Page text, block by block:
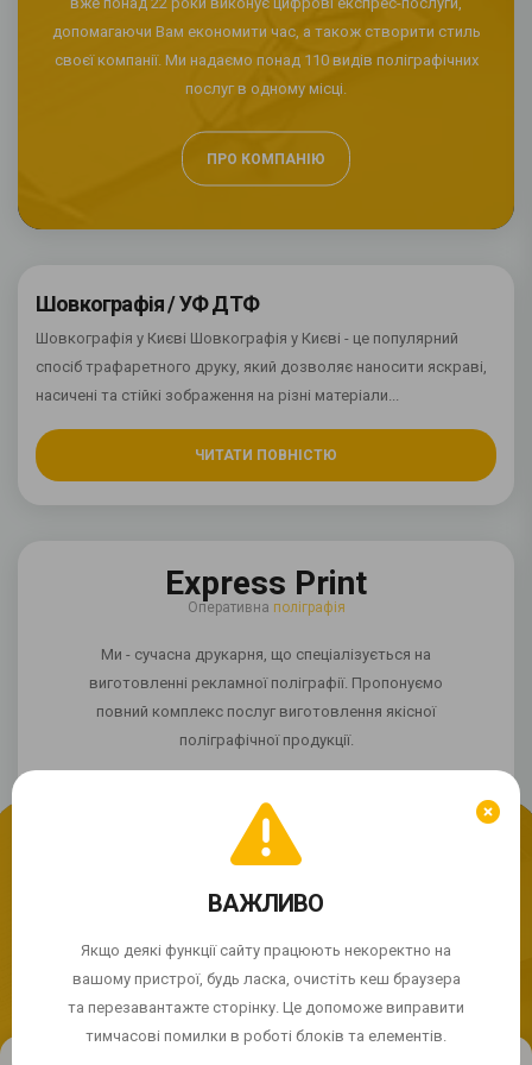
допомагаючи Вам економити час, а також створити стиль
своєї компанії. Ми надаємо понад 110 видів поліграфічних
послуг в одному місці.
ПРО КОМПАНІЮ
Шовкографія / УФ ДТФ
Шовкографія у Києві Шовкографія у Києві - це популярний
спосіб трафаретного друку, який дозволяє наносити яскраві,
насичені та стійкі зображення на різні матеріали...
ЧИТАТИ ПОВНІСТЮ
Express Print
Оперативна поліграфія
Ми - сучасна друкарня, що спеціалізується на
виготовленні рекламної поліграфії. Пропонуємо
повний комплекс послуг виготовлення якісної
поліграфічної продукції.
© 2004 - 2026 Express Print ™. Всі права захищені
Продовжуючи використання сайту, Ви погоджуєтесь із
використанням cookie-файлів.
ПРИЙНЯТИ
ВАЖЛИВО
Якщо деякі функції сайту працюють некоректно на
вашому пристрої, будь ласка, очистіть кеш браузера
та перезавантажте сторінку. Це допоможе виправити
тимчасові помилки в роботі блоків та елементів.